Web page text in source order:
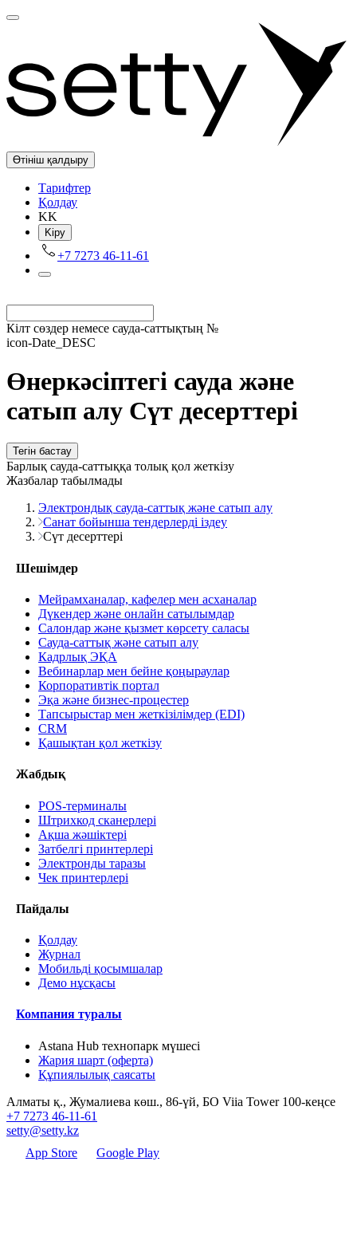
Өтініш қалдыру
Tарифтер
Қолдау
KK
Kіру
+7 7273 46-11-61
Кілт сөздер немесе сауда-саттықтың №
icon-Date_DESC
Өнеркәсіптегі сауда және
сатып алу Сүт десерттері
Тегін бастау
Барлық сауда-саттыққа толық қол жеткізу
Жазбалар табылмады
Электрондық сауда-саттық және сатып алу
Санат бойынша тендерлерді іздеу
Сүт десерттері
Шешімдер
Мейрамханалар, кафелер мен асханалар
Дүкендер және онлайн сатылымдар
Салондар және қызмет көрсету саласы
Сауда-саттық және сатып алу
Кадрлық ЭҚА
Вебинарлар мен бейне қоңыраулар
Корпоративтік портал
Эқа және бизнес-процестер
Тапсырыстар мен жеткізілімдер (EDI)
CRM
Қашықтан қол жеткізу
Жабдық
POS-терминалы
Штрихкод сканерлері
Ақша жәшіктері
Затбелгі принтерлері
Электронды таразы
Чек принтерлері
Пайдалы
Қолдау
Журнал
Мобильді қосымшалар
Демо нұсқасы
Компания туралы
Astana Hub технопарк мүшесі
Жария шарт (оферта)
Құпиялылық саясаты
Алматы қ., Жумалиева көш., 86-үй, БО Viia Tower 100-кеңсе
+7 7273 46-11-61
setty@setty.kz
App Store
Google Play